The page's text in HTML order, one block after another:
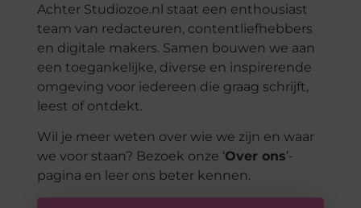
Achter Studiozoe.nl staat een enthousiast
team van redacteuren, contentliefhebbers
en digitale makers. Samen bouwen we aan
een toegankelijke, diverse en inspirerende
omgeving voor iedereen die graag schrijft,
leest of ontdekt.
Wil je meer weten over wie we zijn en waar
we voor staan? Bezoek onze ‘Over ons’-
pagina en leer ons beter kennen.